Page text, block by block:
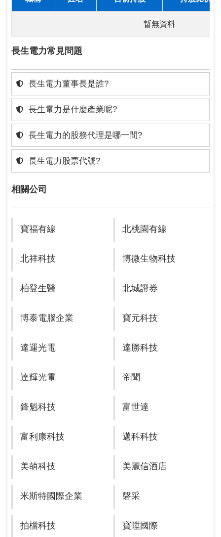
暫無資料
長生電力常見問題
長生電力董事長是誰?
長生電力是什麼產業呢?
長生電力的股務代理是哪一間?
長生電力股票代號?
相關公司
寶福有線 北桃園有線
北祥科技 博微生物科技
柏登生醫 北城證券
博泰電腦企業 寶元科技
達運光電 達勝科技
達輝光電 帝聞
鋒魁科技 富世達
富利康科技 邁科科技
美萌科技 美麗信酒店
米斯特國際企業 磐采
拍檔科技 寶陞國際